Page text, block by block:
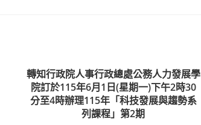
轉知行政院人事行政總處公務人力發展學
院訂於115年6月1日(星期一)下午2時30
分至4時辦理115年「科技發展與趨勢系
列課程」第2期